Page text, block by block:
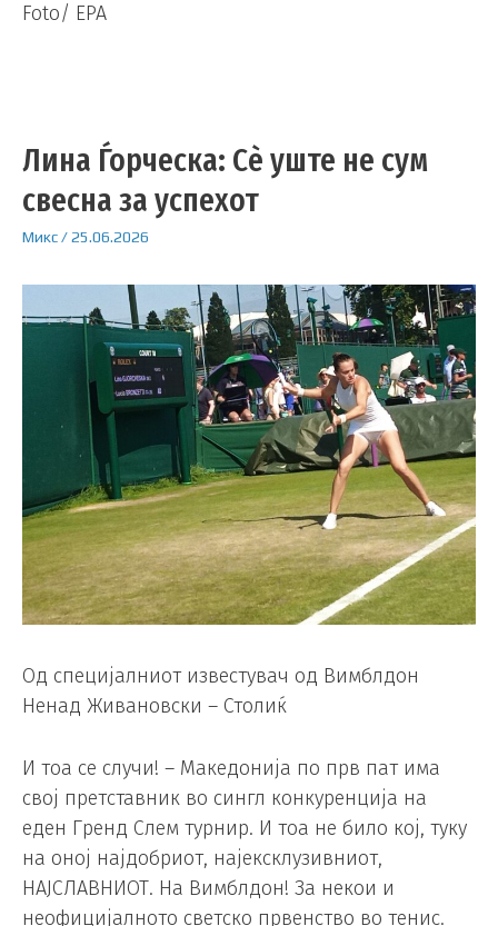
Foto/ EPA
Лина Ѓорческа: Сè уште не сум
свесна за успехот
Микс/25.06.2026
Од специјалниот известувач од Вимблдон
Ненад Живановски – Столиќ
И тоа се случи! – Македонија по прв пат има
свој претставник во сингл конкуренција на
еден Гренд Слем турнир. И тоа не било кој, туку
на оној најдобриот, најексклузивниот,
НАЈСЛАВНИОТ. На Вимблдон! За некои и
неофицијалното светско првенство во тенис.